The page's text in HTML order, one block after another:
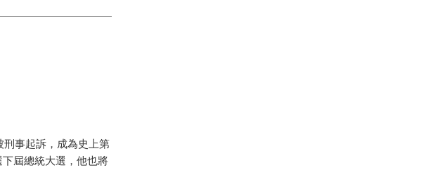
刑事起訴，成為史上第
屆總統大選，他也將